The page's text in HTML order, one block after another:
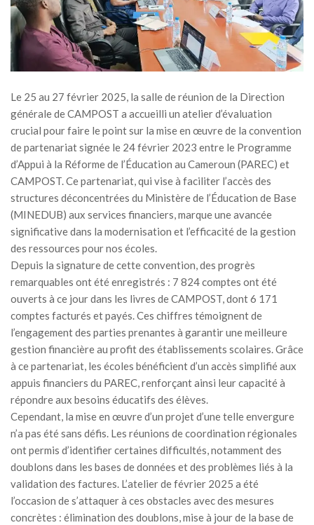
Le 25 au 27 février 2025, la salle de réunion de la Direction
générale de CAMPOST a accueilli un atelier d’évaluation
crucial pour faire le point sur la mise en œuvre de la convention
de partenariat signée le 24 février 2023 entre le Programme
d’Appui à la Réforme de l’Éducation au Cameroun (PAREC) et
CAMPOST. Ce partenariat, qui vise à faciliter l’accès des
structures déconcentrées du Ministère de l’Éducation de Base
(MINEDUB) aux services financiers, marque une avancée
significative dans la modernisation et l’efficacité de la gestion
des ressources pour nos écoles.
Depuis la signature de cette convention, des progrès
remarquables ont été enregistrés : 7 824 comptes ont été
ouverts à ce jour dans les livres de CAMPOST, dont 6 171
comptes facturés et payés. Ces chiffres témoignent de
l’engagement des parties prenantes à garantir une meilleure
gestion financière au profit des établissements scolaires. Grâce
à ce partenariat, les écoles bénéficient d’un accès simplifié aux
appuis financiers du PAREC, renforçant ainsi leur capacité à
répondre aux besoins éducatifs des élèves.
Cependant, la mise en œuvre d’un projet d’une telle envergure
n’a pas été sans défis. Les réunions de coordination régionales
ont permis d’identifier certaines difficultés, notamment des
doublons dans les bases de données et des problèmes liés à la
validation des factures. L’atelier de février 2025 a été
l’occasion de s’attaquer à ces obstacles avec des mesures
concrètes : élimination des doublons, mise à jour de la base de